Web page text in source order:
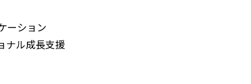
ーション
ナル成長支援